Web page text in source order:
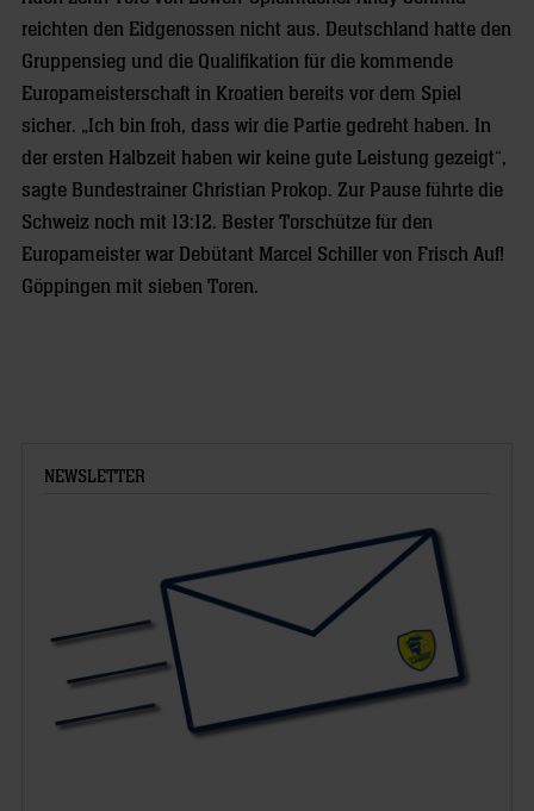
reichten den Eidgenossen nicht aus. Deutschland hatte den
Gruppensieg und die Qualifikation für die kommende
Europameisterschaft in Kroatien bereits vor dem Spiel
sicher. „Ich bin froh, dass wir die Partie gedreht haben. In
der ersten Halbzeit haben wir keine gute Leistung gezeigt“,
sagte Bundestrainer Christian Prokop. Zur Pause führte die
Schweiz noch mit 13:12. Bester Torschütze für den
Europameister war Debütant Marcel Schiller von Frisch Auf!
Göppingen mit sieben Toren.
NEWSLETTER